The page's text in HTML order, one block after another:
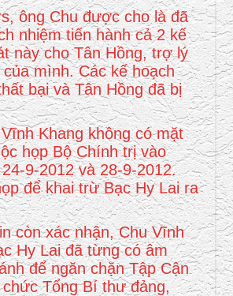
ông Chu được cho là đã
nhiệm tiến hành cả 2 kế
này cho Tân Hồng, trợ lý
mình. Các kế hoạch
bại và Tân Hồng đã bị
Khang không có mặt
họp Bộ Chính trị vào
9-2012 và 28-9-2012.
để khai trừ Bạc Hy Lai ra
còn xác nhận, Chu Vĩnh
Hy Lai đã từng có âm
để ngăn chặn Tập Cận
Tổng Bí thư đảng,